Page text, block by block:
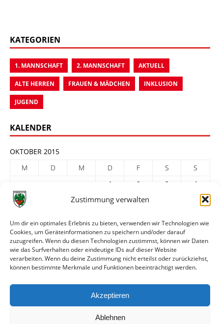
Zustimmung verwalten
Um dir ein optimales Erlebnis zu bieten, verwenden wir Technologien wie
Cookies, um Geräteinformationen zu speichern und/oder darauf
zuzugreifen. Wenn du diesen Technologien zustimmst, können wir Daten
wie das Surfverhalten oder eindeutige IDs auf dieser Website
verarbeiten. Wenn du deine Zustimmung nicht erteilst oder zurückziehst,
können bestimmte Merkmale und Funktionen beeinträchtigt werden.
Akzeptieren
Ablehnen
KATEGORIEN
1. MANNSCHAFT 2. MANNSCHAFT AKTUELL
ALTE HERREN FRAUEN & MÄDCHEN INKLUSION
JUGEND
KALENDER
OKTOBER 2015
M
D M D F S
S
1
2 3
4
5
7 8 9
19
20 21 22 23 24
26
27 28 29 30
31
« Sep.
Nov. »
ARCHIV